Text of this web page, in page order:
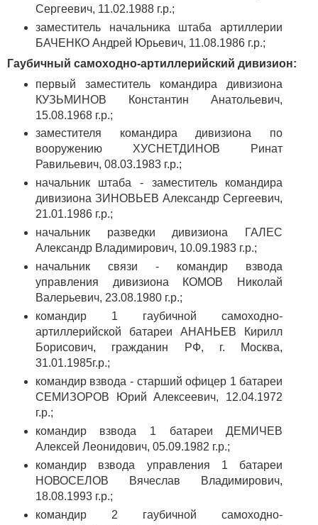
Сергеевич, 11.02.1988 г.р.;
заместитель начальника штаба артиллерии
БАЧЕНКО Андрей Юрьевич, 11.08.1986 г.р.;
Гаубичный самоходно-артиллерийский дивизион:
первый заместитель командира дивизиона
КУЗЬМИНОВ Константин Анатольевич,
15.08.1968 г.р.;
заместителя командира дивизиона по
вооружению ХУСНЕТДИНОВ Ринат
Равильевич, 08.03.1983 г.р.;
начальник штаба - заместитель командира
дивизиона ЗИНОВЬЕВ Александр Сергеевич,
21.01.1986 г.р.;
начальник разведки дивизиона ГАЛЕС
Александр Владимирович, 10.09.1983 г.р.;
начальник связи - командир взвода
управления дивизиона КОМОВ Николай
Валерьевич, 23.08.1980 г.р.;
командир 1 гаубичной самоходно-
артиллерийской батареи АНАНЬЕВ Кирилл
Борисович, гражданин РФ, г. Москва,
31.01.1985г.р.;
командир взвода - старший офицер 1 батареи
СЕМИЗОРОВ Юрий Алексеевич, 12.04.1972
г.р.;
командир взвода 1 батареи ДЕМИЧЕВ
Алексей Леонидович, 05.09.1982 г.р.;
командир взвода управления 1 батареи
НОВОСЕЛОВ Вячеслав Владимирович,
18.08.1993 г.р.;
командир 2 гаубичной самоходно-